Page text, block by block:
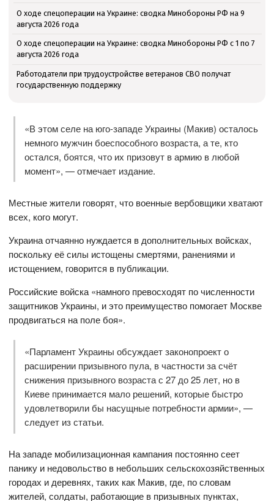
О ходе спецоперации на Украине: сводка Минобороны РФ на 9
августа 2026 года
О ходе спецоперации на Украине: сводка Минобороны РФ с 1 по 7
августа 2026 года
Работодатели при трудоустройстве ветеранов СВО получат
государственную поддержку
«В этом селе на юго-западе Украины (Макив) осталось
немного мужчин боеспособного возраста, а те, кто
остался, боятся, что их призовут в армию в любой
момент», — отмечает издание.
Местные жители говорят, что военные вербовщики хватают
всех, кого могут.
Украина отчаянно нуждается в дополнительных войсках,
поскольку её силы истощены смертями, ранениями и
истощением, говорится в публикации.
Российские войска «намного превосходят по численности
защитников Украины, и это преимущество помогает Москве
продвигаться на поле боя».
«Парламент Украины обсуждает законопроект о
расширении призывного пула, в частности за счёт
снижения призывного возраста с 27 до 25 лет, но в
Киеве принимается мало решений, которые быстро
удовлетворили бы насущные потребности армии», —
следует из статьи.
На западе мобилизационная кампания постоянно сеет
панику и недовольство в небольших сельскохозяйственных
городах и деревнях, таких как Макив, где, по словам
жителей, солдаты, работающие в призывных пунктах,